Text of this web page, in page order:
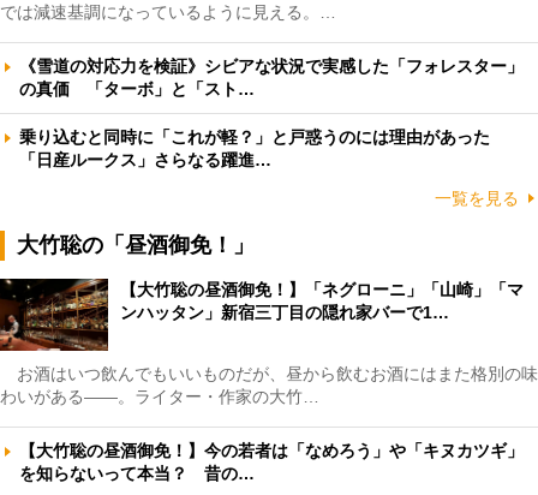
では減速基調になっているように見える。…
《雪道の対応力を検証》シビアな状況で実感した「フォレスター」
の真価 「ターボ」と「スト…
乗り込むと同時に「これが軽？」と戸惑うのには理由があった
「日産ルークス」さらなる躍進…
一覧を見る
大竹聡の「昼酒御免！」
【大竹聡の昼酒御免！】「ネグローニ」「山崎」「マ
ンハッタン」新宿三丁目の隠れ家バーで1…
お酒はいつ飲んでもいいものだが、昼から飲むお酒にはまた格別の味
わいがある――。ライター・作家の大竹…
【大竹聡の昼酒御免！】今の若者は「なめろう」や「キヌカツギ」
を知らないって本当？ 昔の…